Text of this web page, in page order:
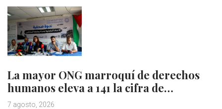
La mayor ONG marroquí de derechos
humanos eleva a 141 la cifra de…
7 agosto, 2026